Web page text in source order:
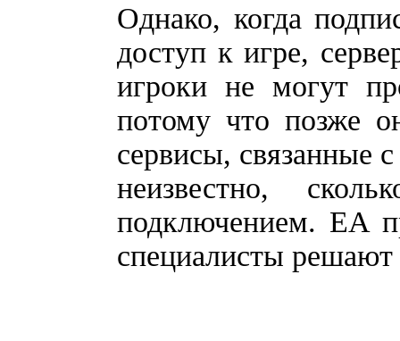
Однако, когда
доступ к игре,
игроки не могут
потому что позже
сервисы, связанные
неизвестно,
подключением. EA
специалисты решают